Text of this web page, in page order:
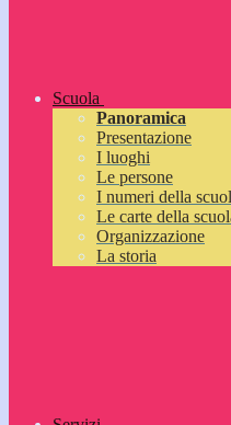
Scuola
Panoramica
Presentazione
I luoghi
Le persone
I numeri della
Le carte della
Organizzazione
La storia